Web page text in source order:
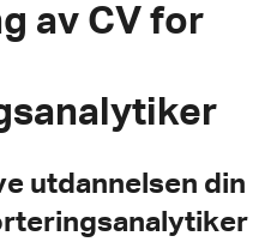
av CV for
utdannelsen din